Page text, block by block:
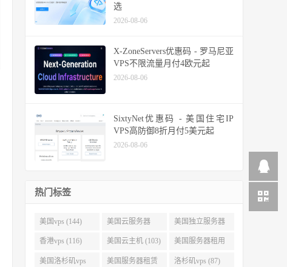
选
2026-08-06
X-ZoneServers优惠码 - 罗马尼亚
VPS不限流量月付4欧元起
2026-08-06
SixtyNet优惠码 - 美国住宅IP
VPS高防御8折月付5美元起
2026-08-06
热门标签
美国vps (144) 美国云服务器
(143)
美国独立服务器
(118)
香港vps (116) 美国云主机 (103) 美国服务器租用
(99)
美国洛杉矶vps 美国服务器租赁 洛杉矶vps (87)